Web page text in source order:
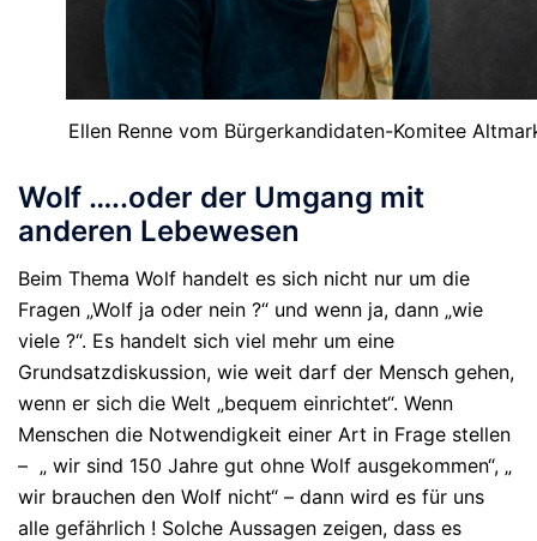
Ellen Renne vom Bürgerkandidaten-Komitee
Wolf …..oder der Umgang mit
anderen Lebewesen
Beim Thema Wolf handelt es sich nicht nur um die
Fragen „Wolf ja oder nein ?“ und wenn ja, dann „wie
viele ?“. Es handelt sich viel mehr um eine
Grundsatzdiskussion, wie weit darf der Mensch gehen,
wenn er sich die Welt „bequem einrichtet“. Wenn
Menschen die Notwendigkeit einer Art in Frage stellen
– „ wir sind 150 Jahre gut ohne Wolf ausgekommen“, „
wir brauchen den Wolf nicht“ – dann wird es für uns
alle gefährlich ! Solche Aussagen zeigen, dass es